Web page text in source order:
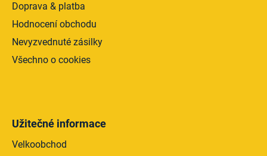
Doprava & platba
Hodnocení obchodu
Nevyzvednuté zásilky
Všechno o cookies
Užitečné informace
Velkoobchod